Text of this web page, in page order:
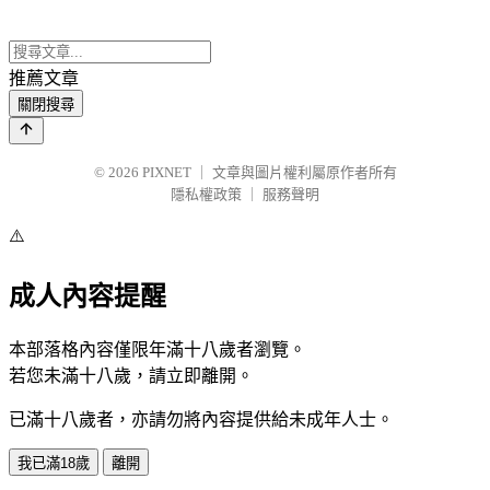
推薦文章
關閉搜尋
© 2026 PIXNET
文章與圖片權利屬原作者所有
隱私權政策
服務聲明
⚠️
成人內容提醒
本部落格內容僅限年滿十八歲者瀏覽。
若您未滿十八歲，請立即離開。
已滿十八歲者，亦請勿將內容提供給未成年人士。
我已滿18歲 離開